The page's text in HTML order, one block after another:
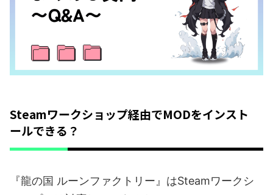
Steamワークショップ経由でMODをインスト
ールできる？
『龍の国 ルーンファクトリー』はSteamワークシ